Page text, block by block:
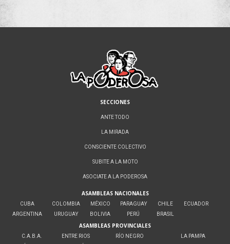
SECCIONES
ANTE TODO
LA MIRADA
CONSCIENTE COLECTIVO
SUBITE A LA MOTO
ASOCIATE A LA PODEROSA
ASAMBLEAS NACIONALES
CUBA
ARGENTINA
COLOMBIA
URUGUAY
MÉXICO
BOLIVIA
PARAGUAY
PERÚ
CHILE
BRASIL
ECUADOR
ASAMBLEAS PROVINCIALES
C.A.B.A.
ENTRE RIOS
RÍO NEGRO
LA PAMPA